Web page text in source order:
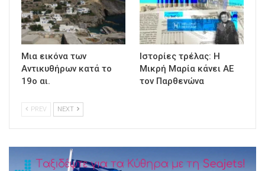
Μια εικόνα των
Αντικυθήρων κατά το
19ο αι.
Ιστορίες τρέλας: Η
Μικρή Μαρία κάνει ΑΕ
τον Παρθενώνα
PREV NEXT